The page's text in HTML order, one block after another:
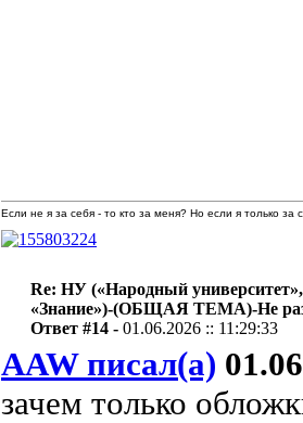
Если не я за себя - то кто за меня? Но если я только
Re: НУ («Народный университет»,
«Знание»)-(ОБЩАЯ ТЕМА)-Не
Ответ #14 -01.06.2026 :: 11:29:33
AAW писал(а)
зачем только